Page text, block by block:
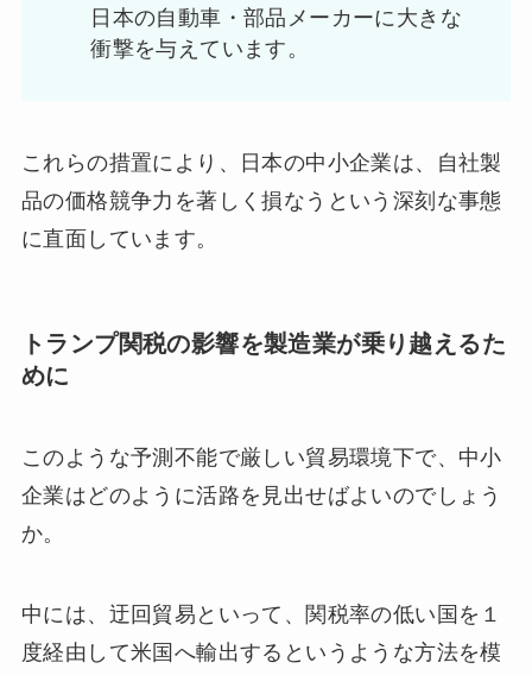
日本の自動車・部品メーカーに大きな
衝撃を与えています。
これらの措置により、日本の中小企業は、自社製
品の価格競争力を著しく損なうという深刻な事態
に直面しています。
トランプ関税の影響を製造業が乗り越えるた
めに
このような予測不能で厳しい貿易環境下で、中小
企業はどのように活路を見出せばよいのでしょう
か。
中には、迂回貿易といって、関税率の低い国を１
度経由して米国へ輸出するというような方法を模